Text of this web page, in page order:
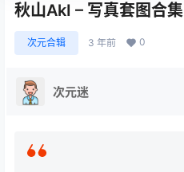
秋山AkI – 写真套图合集
次元合辑 3 年前 0
次元迷